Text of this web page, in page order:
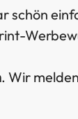
schön
. Wir